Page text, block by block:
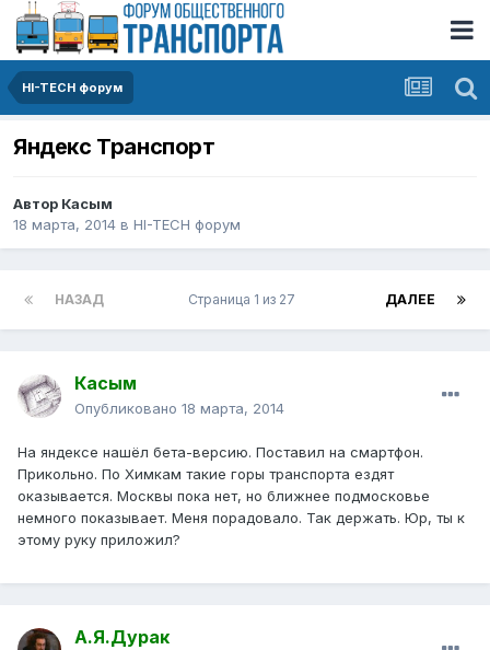
HI-TECH форум
Яндекс Транспорт
Автор Касым
18 марта, 2014 в HI-TECH форум
НАЗАД ДАЛЕЕ
Страница 1 из 27
Касым
Опубликовано 18 марта, 2014
На яндексе нашёл бета-версию. Поставил на смартфон.
Прикольно. По Химкам такие горы транспорта ездят
оказывается. Москвы пока нет, но ближнее подмосковье
немного показывает. Меня порадовало. Так держать. Юр, ты к
этому руку приложил?
А.Я.Дурак